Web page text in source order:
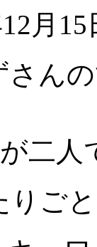
月15
さん
二
りご